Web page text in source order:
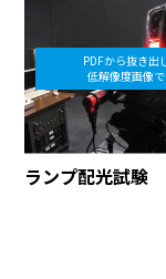
PDFから抜き出
低解像度画像
ランプ配光試験